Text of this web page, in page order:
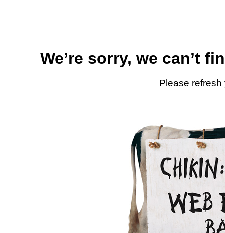
We’re sorry, we can’t
Please refresh